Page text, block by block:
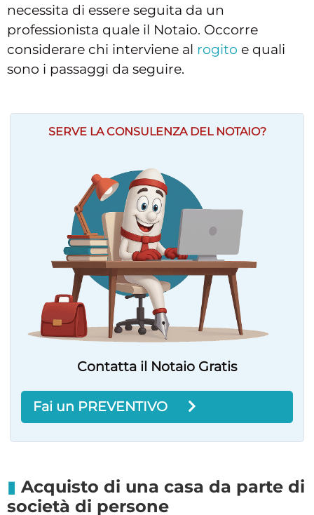
necessita di essere seguita da un
professionista quale il Notaio. Occorre
considerare chi interviene al rogito e quali
sono i passaggi da seguire.
SERVE LA CONSULENZA DEL NOTAIO?
Contatta il Notaio Gratis
Fai un PREVENTIVO
Acquisto di una casa da parte di
società di persone